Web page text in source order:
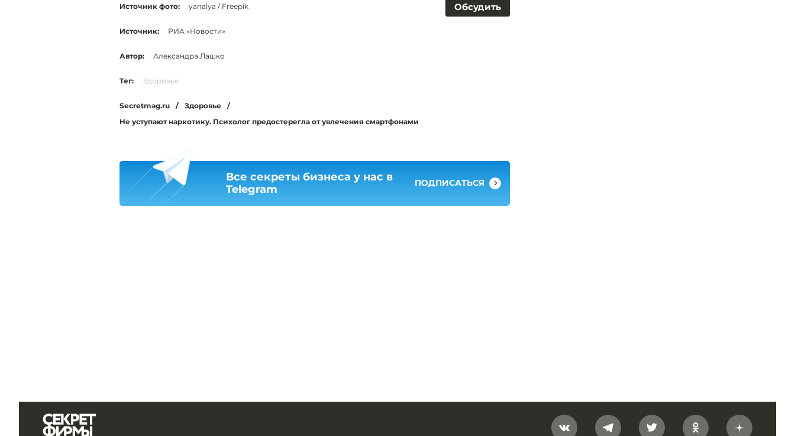
Обсудить
Источник фото: yanalya / Freepik
Источник: РИА «Новости»
Автор: Александра Лашко
Тег: Здоровье
Secretmag.ru / Здоровье
/
Не уступают наркотику. Психолог предостерегла от увлечения смартфонами
Все секреты бизнеса у нас в
Telegram
ПОДПИСАТЬСЯ